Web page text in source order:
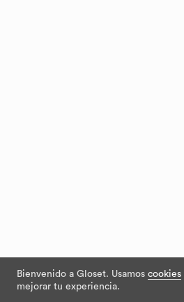
Bienvenido a Gloset. Usamos cookies
mejorar tu experiencia.